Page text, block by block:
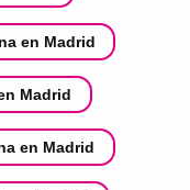
en Madrid
Madrid
en Madrid